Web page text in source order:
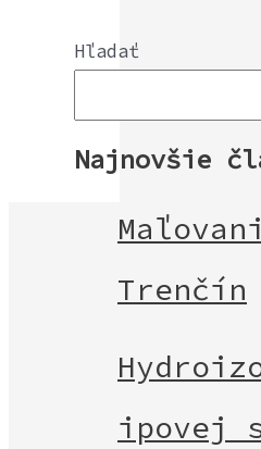
Hľadať
Najnovšie
Trenčín
ipovej